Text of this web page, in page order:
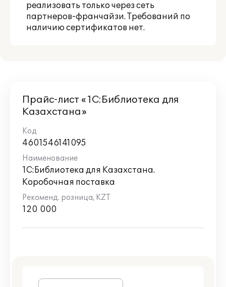
реализовать только через сеть
партнеров-франчайзи. Требований по
наличию сертификатов нет.
Прайс-лист «1С:Библиотека для
Казахстана»
4601546141095
1С:Библиотека для Казахстана.
Коробочная поставка
120 000